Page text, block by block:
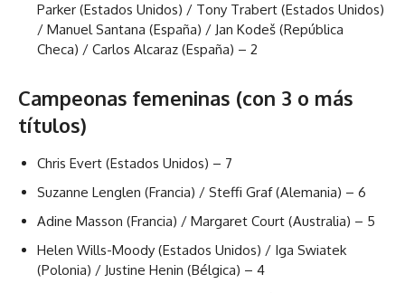
Parker (Estados Unidos) / Tony Trabert (Estados Unidos)
/ Manuel Santana (España) / Jan Kodeš (República
Checa) / Carlos Alcaraz (España) – 2
Campeonas femeninas (con 3 o más
títulos)
Chris Evert (Estados Unidos) – 7
Suzanne Lenglen (Francia) / Steffi Graf (Alemania) – 6
Adine Masson (Francia) / Margaret Court (Australia) – 5
Helen Wills-Moody (Estados Unidos) / Iga Swiatek
(Polonia) / Justine Henin (Bélgica) – 4